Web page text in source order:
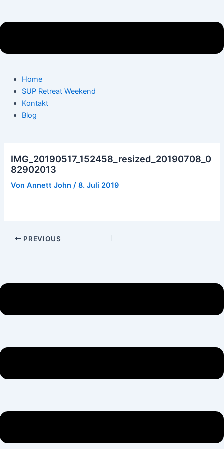
Home
SUP Retreat Weekend
Kontakt
Blog
IMG_20190517_152458_resized_20190708_0
82902013
VonAnnett John/8. Juli 2019
PREVIOUS